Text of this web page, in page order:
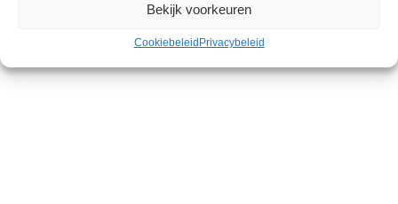
Bekijk voorkeuren
Cookiebeleid Privacybeleid